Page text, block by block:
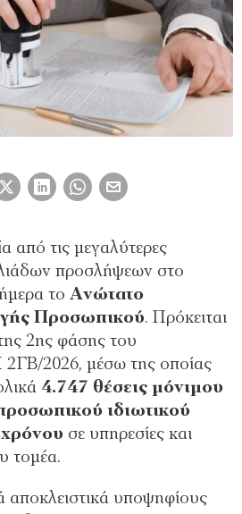
από τις μεγαλύτερες
προσλήψεων στο
το Ανώτατο
Προσωπικού. Πρόκειται
2ης φάσης του
2026, μέσω της οποίας
4.747 θέσεις μόνιμου
ιδιωτικού
χρόνου σε υπηρεσίες και
τομέα.
υποψηφίους